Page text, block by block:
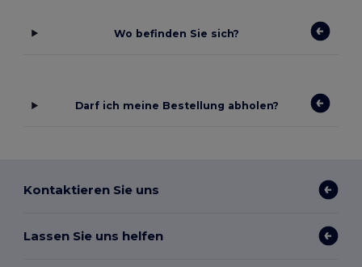
Wo befinden Sie sich?
Darf ich meine Bestellung abholen?
Kontaktieren Sie uns
Lassen Sie uns helfen